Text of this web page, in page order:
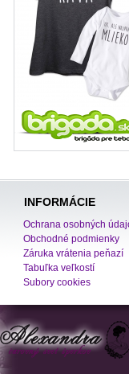
INFORMÁCIE
Ochrana osobných
Obchodné podmienky
Záruka vrátenia peňazí
Tabuľka veľkostí
Subory cookies